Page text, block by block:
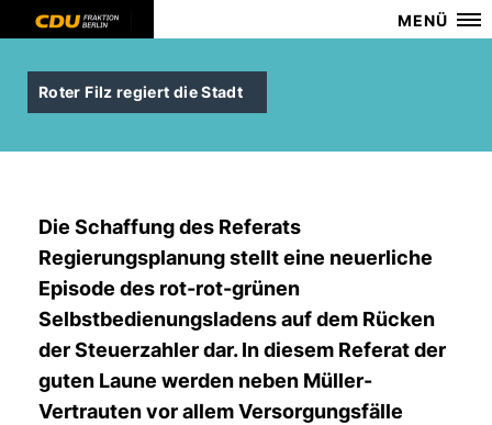
MENÜ
Roter Filz regiert die Stadt
Die Schaffung des Referats
Regierungsplanung stellt eine neuerliche
Episode des rot-rot-grünen
Selbstbedienungsladens auf dem Rücken
der Steuerzahler dar. In diesem Referat der
guten Laune werden neben Müller-
Vertrauten vor allem Versorgungsfälle